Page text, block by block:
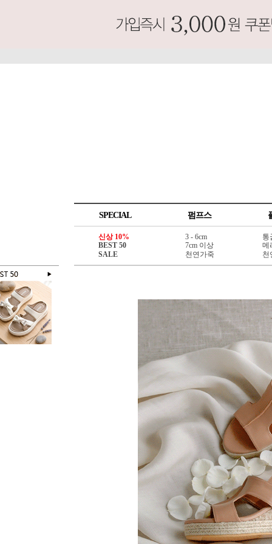
SPECIAL 펌프스
신상 10%
BEST 50
SALE
3 - 6cm
7cm 이상
천연가죽
통
메
천